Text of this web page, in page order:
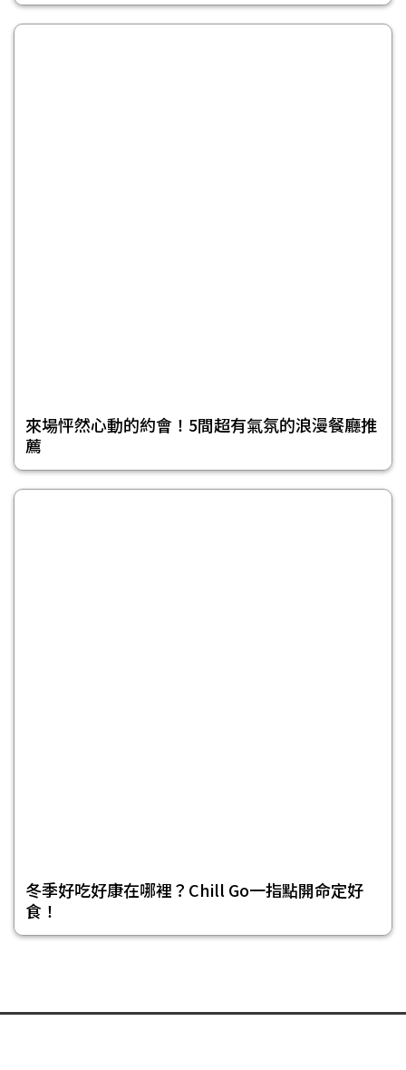
來場怦然心動的約會！5間超有氣氛的浪漫餐廳推
薦
冬季好吃好康在哪裡？Chill Go一指點開命定好
食！